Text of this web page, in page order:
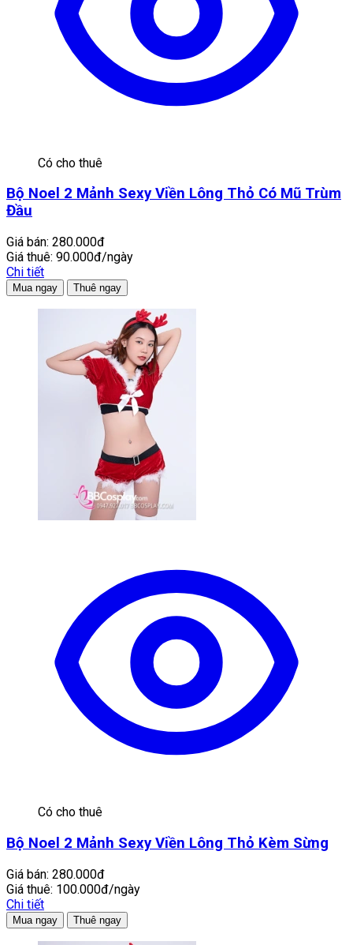
Có cho thuê
Bộ Noel 2 Mảnh Sexy Viền Lông Thỏ Có Mũ Trùm
Đầu
Giá bán: 280.000đ
Giá thuê: 90.000đ/ngày
Chi tiết
Mua ngay Thuê ngay
Có cho thuê
Bộ Noel 2 Mảnh Sexy Viền Lông Thỏ Kèm Sừng
Giá bán: 280.000đ
Giá thuê: 100.000đ/ngày
Chi tiết
Mua ngay Thuê ngay